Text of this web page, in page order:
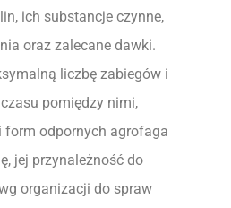
ich substancje czynne,
oraz zalecane dawki.
liczbę zabiegów i
pomiędzy nimi,
form odpornych agrofaga
jej przynależność do
organizacji do spraw